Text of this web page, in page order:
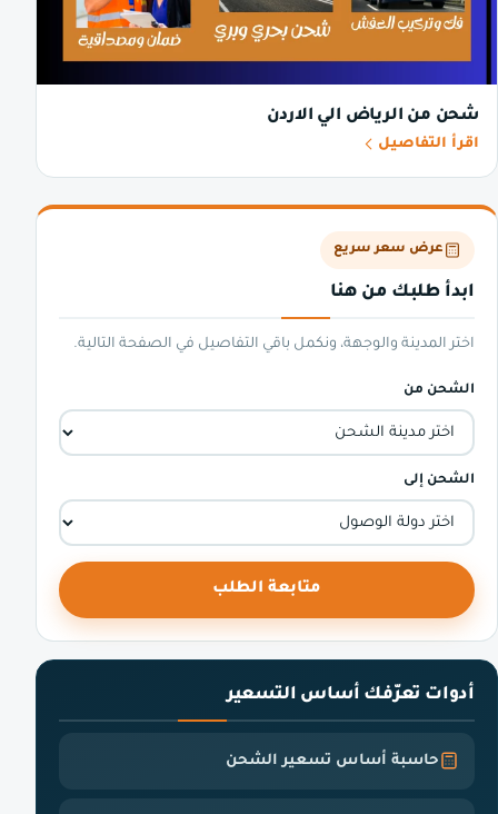
شحن من الرياض الي الاردن
اقرأ التفاصيل
عرض سعر سريع
ابدأ طلبك من هنا
اختر المدينة والوجهة، ونكمل باقي التفاصيل في الصفحة التالية.
الشحن من
الشحن إلى
متابعة الطلب
أدوات تعرّفك أساس التسعير
حاسبة أساس تسعير الشحن